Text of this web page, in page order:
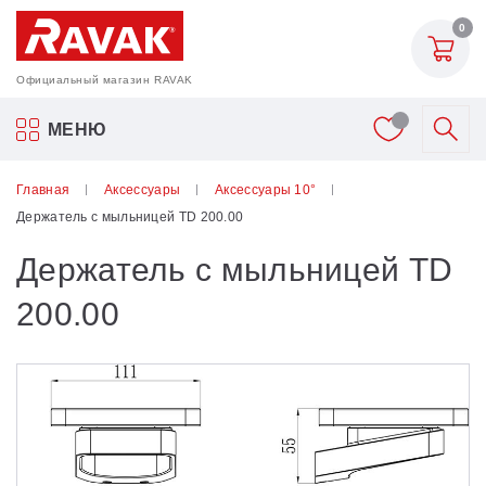
Официальный магазин RAVAK
0
МЕНЮ
Акриловые ванны Ravak
Унитазы и биде
Душевые двери
Главная Аксессуары
Аксессуары 10°
Держатель с мыльницей TD 200.00
Держатель с мыльницей TD
200.00